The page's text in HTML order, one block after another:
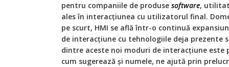
pentru companiile de produse software,
ales în interacțiunea cu utilizatorul final.
pe scurt, HMI se află într-o continuă
de interacțiune cu tehnologiile deja prezente
dintre aceste noi moduri de interacțiune este
cum sugerează și numele, ne ajută prin